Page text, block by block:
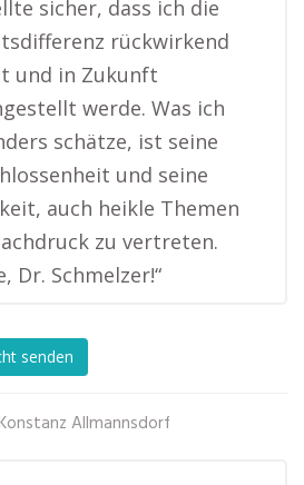
sicher, dass ich die
rückwirkend
und in Zukunft
werde. Was ich
schätze, ist seine
und seine
auch heikle Themen
zu vertreten.
Dr. Schmelzer!“
senden
Allmannsdorf